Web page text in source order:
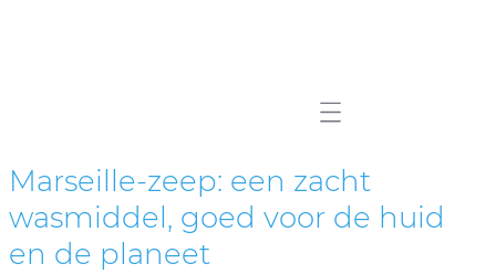
Mobile navigation
Marseille-zeep: een zacht
wasmiddel, goed voor de huid
en de planeet